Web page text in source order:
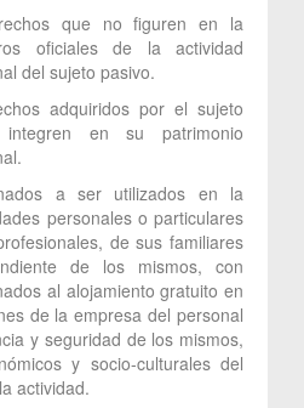
que no figuren en la
oficiales de la actividad
del sujeto pasivo.
adquiridos por el sujeto
en su patrimonio
a ser utilizados en la
personales o particulares
de sus familiares
de los mismos, con
al alojamiento gratuito en
de la empresa del personal
y seguridad de los mismos,
y socio-culturales del
actividad.